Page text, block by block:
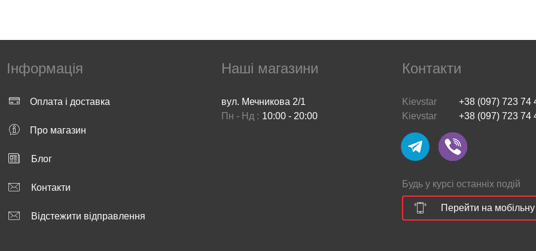
AMIX IsoPrime CFM - 2000
g - Banana
MASS XXL (1 kg, caramel
Інформація
Оплата і доставка
Про магазин
Блог
Контакти
Відстежити відправлення
Наші магазини
вул. Мечникова 2/1
Пн - Нд : 10:00 - 20:00
Контакти
Kievstar
+38 (097) 723 74
Kievstar
+38 (097) 723 74
Будь у курсі останніх подій
Перейти на